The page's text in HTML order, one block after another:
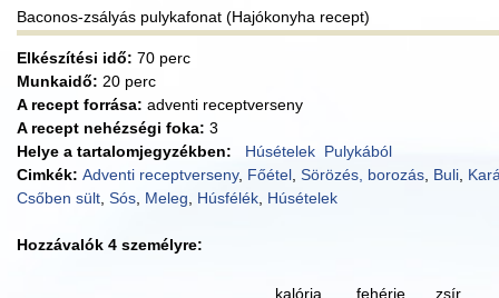
Baconos-zsályás pulykafonat (Hajókonyha recept)
Elkészítési idő: 70 perc
Munkaidő: 20 perc
A recept forrása: adventi receptverseny
A recept nehézségi foka: 3
Helye a tartalomjegyzékben:
Húsételek Pulykából
Cimkék: Adventi receptverseny, Főétel Sörözés, borozás Buli
Csőben sült Sós Meleg Húsfélék Húsételek
Hozzávalók 4 személyre:
kalória
fehérje
zsír